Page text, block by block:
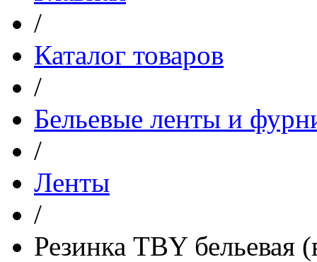
/
Каталог товаров
/
Бельевые ленты и
/
Ленты
/
Резинка TBY бельевая